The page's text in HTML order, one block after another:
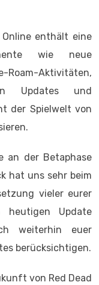
enthält eine
wie neue
Roam-Aktivitäten,
Updates und
der Spielwelt von
an der Betaphase
hat uns sehr beim
vieler eurer
heutigen Update
weiterhin euer
berücksichtigen.
von Red Dead